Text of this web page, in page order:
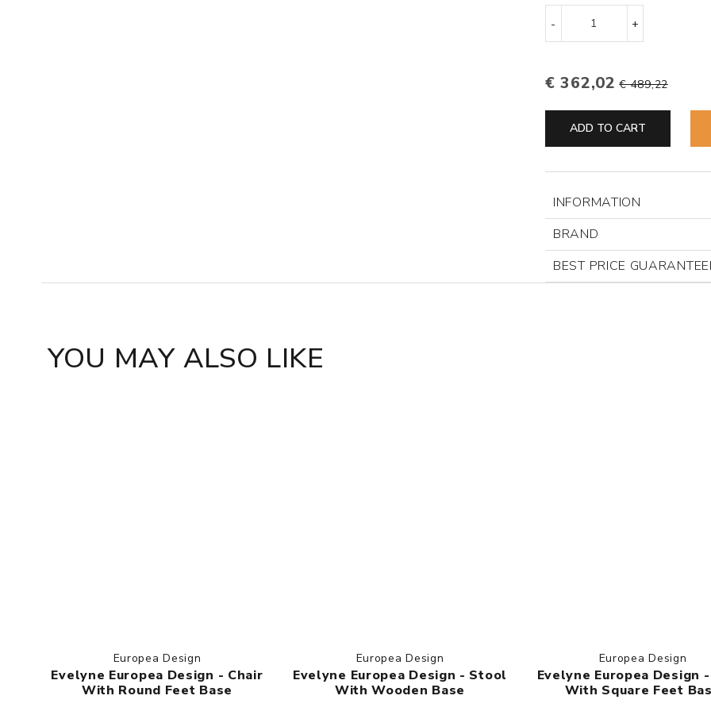
- +
€ 362,02 € 489,22
ADD TO CART
INFORMATION
BRAND
BEST PRICE
YOU MAY ALSO LIKE
Europea Design
Evelyne Europea Design - Chair
With Round Feet Base
Europea Design
Evelyne Europea Design - Stool
With Wooden Base
Europea Design
Evelyne Europea Design
With Square Feet